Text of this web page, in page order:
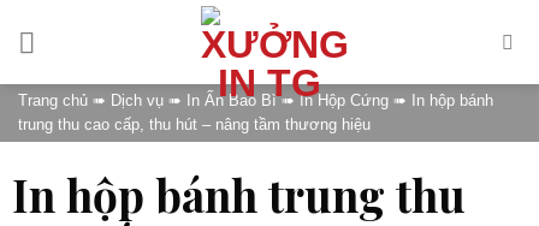
Trang chủ ➠ Dịch vụ ➠ In Ấn Bao Bì➠In Hộp Cứng ➠
In hộp bánh
trung thu cao cấp, thu hút – nâng tầm thương hiệu
In hộp bánh trung thu